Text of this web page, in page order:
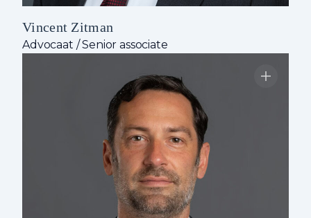
Vincent Zitman
Advocaat / Senior associate